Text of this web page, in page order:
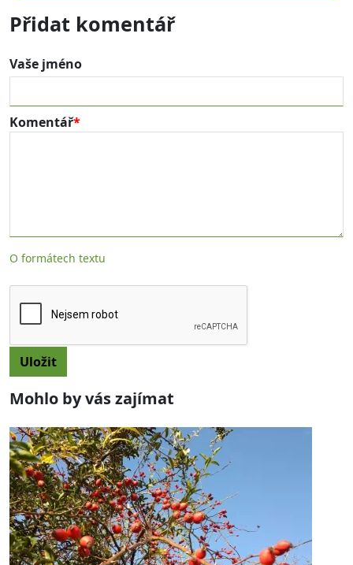
Přidat komentář
Vaše jméno
Komentář
O formátech textu
Mohlo by vás zajímat